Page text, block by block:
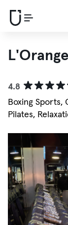
4.8
Boxing Sports,
Pilates,